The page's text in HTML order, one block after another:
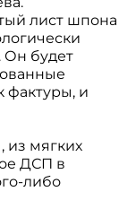
лист шпона
Он будет
фактуры, и
мягких
ДСП в
либо